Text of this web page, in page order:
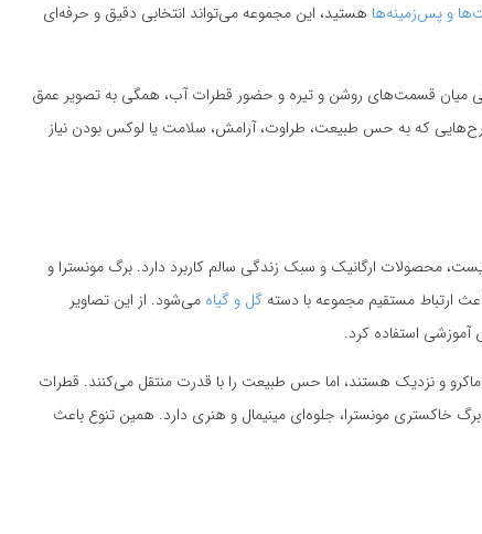
و پس‌زمینه‌ها هستید، این مجموعه می‌تواند انتخابی دقیق و حرفه‌ای
میان قسمت‌های روشن و تیره و حضور قطرات آب، همگی به تصویر عمق
که به حس طبیعت، طراوت، آرامش، سلامت یا لوکس بودن نیاز
محصولات ارگانیک و سبک زندگی سالم کاربرد دارد. برگ مونسترا و
ارتباط مستقیم مجموعه با دسته گل و گیاه می‌شود. از این تصاویر
استفاده کرد.
ماکرو و نزدیک هستند، اما حس طبیعت را با قدرت منتقل می‌کنند. قطرات
خاکستری مونسترا، جلوه‌ای مینیمال و هنری دارد. همین تنوع باعث